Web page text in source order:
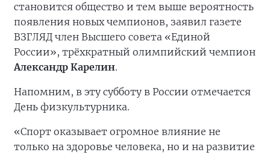
становится общество и тем выше вероятность
появления новых чемпионов, заявил газете
ВЗГЛЯД член Высшего совета «Единой
России», трёхкратный олимпийский чемпион
Александр Карелин.
Напомним, в эту субботу в России отмечается
День физкультурника.
«Спорт оказывает огромное влияние не
только на здоровье человека, но и на развитие